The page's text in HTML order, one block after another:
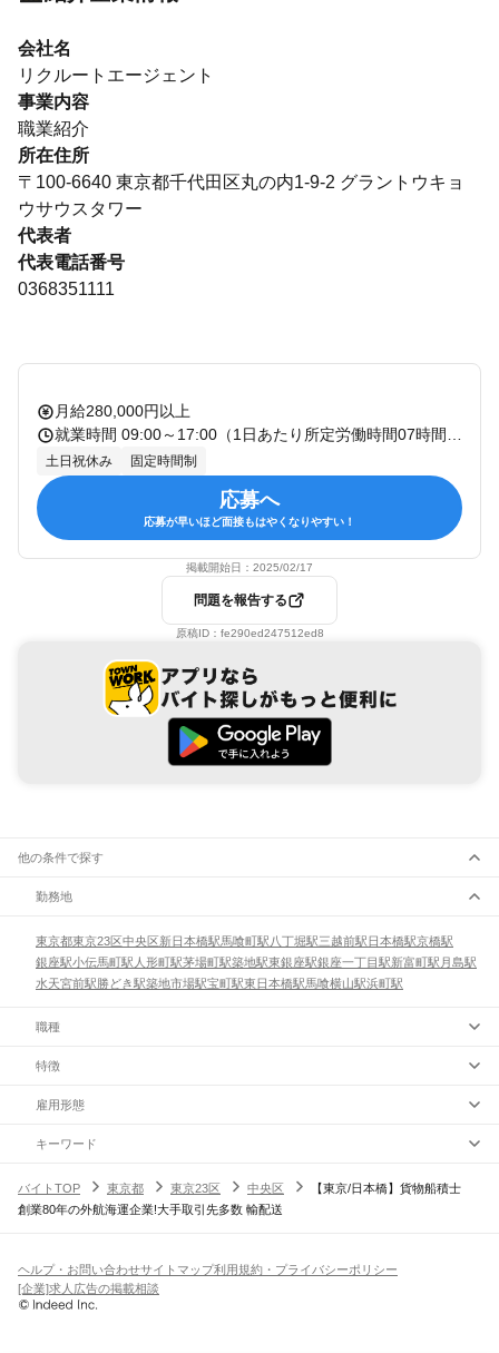
会社名
リクルートエージェント
事業内容
職業紹介
所在住所
〒100-6640 東京都千代田区丸の内1-9-2 グラントウキョ
ウサウスタワー
代表者
代表電話番号
0368351111
月給280,000円以上
土日祝休み 固定時間制
応募へ
応募が早いほど面接もはやくなりやすい！
掲載開始日： 2025/02/17
問題を報告する
原稿ID： fe290ed247512ed8
他の条件で探す
勤務地
東京都東京23区中央区新日本橋駅馬喰町駅 八丁堀駅三越前駅 日本橋駅京橋駅
銀座駅小伝馬町駅 人形町駅茅場町駅築地駅東銀座駅銀座一丁目駅新富町駅 月島駅
水天宮前駅勝どき駅築地市場駅宝町駅東日本橋駅馬喰横山駅浜町駅
職種
特徴
雇用形態
キーワード
バイトTOP 東京都 東京23区 中央区
【東京/日本橋】貨物船積士
創業80年の外航海運企業!大手取引先多数 輸配送
ヘルプ・お問い合わせサイトマップ利用規約・プライバシーポリシー
[企業]求人広告の掲載相談